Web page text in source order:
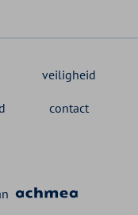
veiligheid
contact